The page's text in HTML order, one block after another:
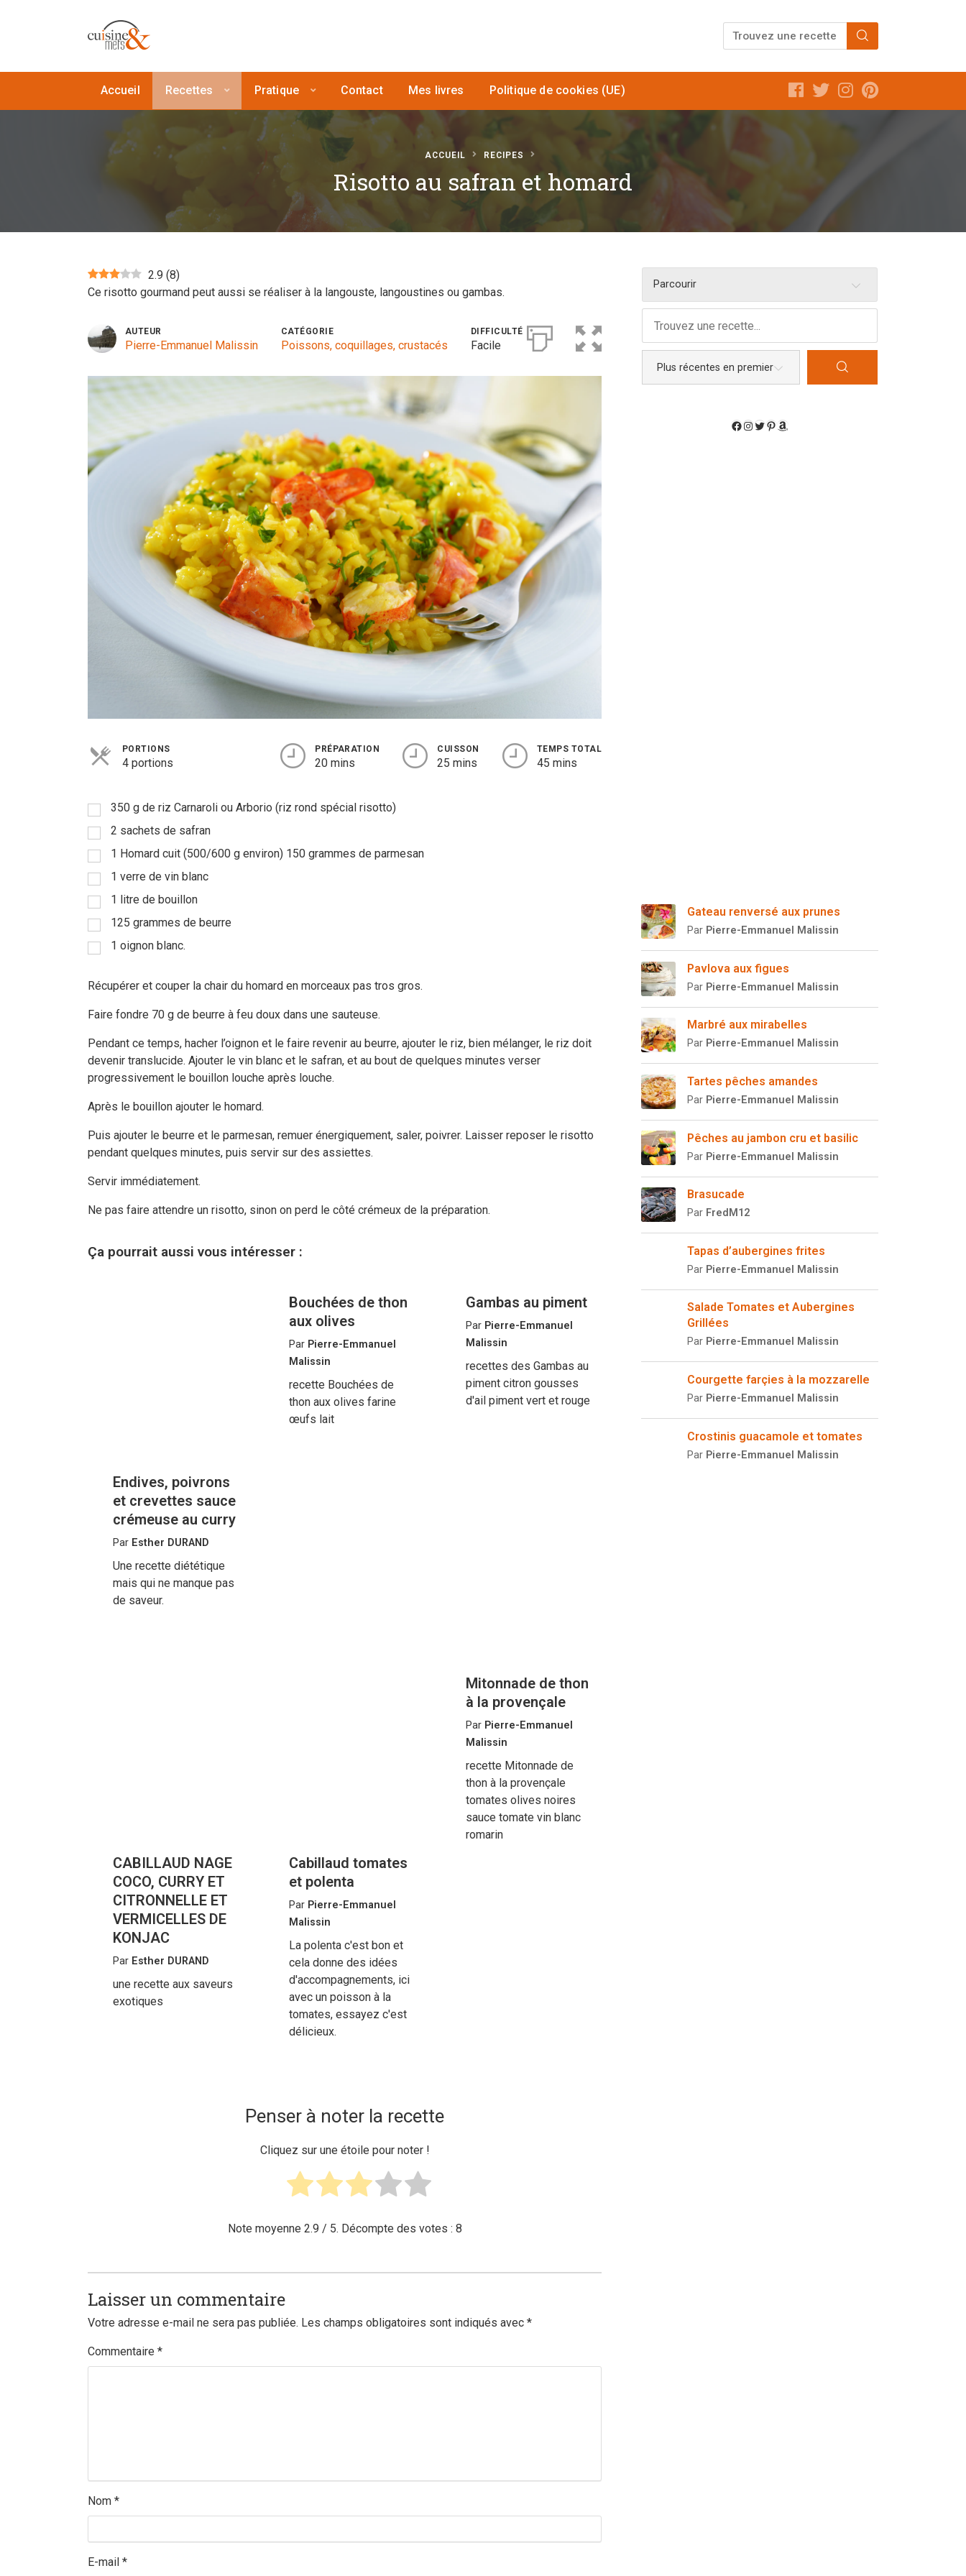
Accueil Recettes Pratique Contact Mes livres Politique de cookies (UE)
ACCUEIL RECIPES
Risotto au safran et homard
2.9 (8)
Ce risotto gourmand peut aussi se réaliser à la langouste, langoustines ou gambas.
AUTEUR
Pierre-Emmanuel Malissin
CATÉGORIE
Poissons, coquillages, crustacés
DIFFICULTÉ
Facile
PORTIONS
4 portions
PRÉPARATION
20 mins
CUISSON
25 mins
TEMPS TOTAL
45 mins
350 g de riz Carnaroli ou Arborio (riz rond spécial risotto)
2 sachets de safran
1 Homard cuit (500/600 g environ) 150 grammes de parmesan
1 verre de vin blanc
1 litre de bouillon
125 grammes de beurre
1 oignon blanc.
Récupérer et couper la chair du homard en morceaux pas tros gros.
Faire fondre 70 g de beurre à feu doux dans une sauteuse.
Pendant ce temps, hacher l’oignon et le faire revenir au beurre, ajouter le riz, bien mélanger, le riz doit
devenir translucide. Ajouter le vin blanc et le safran, et au bout de quelques minutes verser
progressivement le bouillon louche après louche.
Après le bouillon ajouter le homard.
Puis ajouter le beurre et le parmesan, remuer énergiquement, saler, poivrer. Laisser reposer le risotto
pendant quelques minutes, puis servir sur des assiettes.
Servir immédiatement.
Ne pas faire attendre un risotto, sinon on perd le côté crémeux de la préparation.
Ça pourrait aussi vous intéresser :
Endives, poivrons
et crevettes sauce
crémeuse au curry
Par Esther DURAND
Une recette diététique
mais qui ne manque pas
de saveur.
Bouchées de thon
aux olives
Par Pierre-Emmanuel
Malissin
recette Bouchées de
thon aux olives farine
œufs lait
Gambas au piment
Par Pierre-Emmanuel
Malissin
recettes des Gambas au
piment citron gousses
d'ail piment vert et rouge
CABILLAUD NAGE
COCO, CURRY ET
CITRONNELLE ET
VERMICELLES DE
KONJAC
Par Esther DURAND
une recette aux saveurs
exotiques
Cabillaud tomates
et polenta
Par Pierre-Emmanuel
Malissin
La polenta c'est bon et
cela donne des idées
d'accompagnements, ici
avec un poisson à la
tomates, essayez c'est
délicieux.
Mitonnade de thon
à la provençale
Par Pierre-Emmanuel
Malissin
recette Mitonnade de
thon à la provençale
tomates olives noires
sauce tomate vin blanc
romarin
Penser à noter la recette
Cliquez sur une étoile pour noter !
Note moyenne 2.9 / 5. Décompte des votes : 8
Laisser un commentaire
Votre adresse e-mail ne sera pas publiée. Les champs obligatoires sont indiqués avec *
Commentaire *
Nom *
E-mail *
Parcourir
Gateau renversé aux prunes
Par Pierre-Emmanuel Malissin
Pavlova aux figues
Par Pierre-Emmanuel Malissin
Marbré aux mirabelles
Par Pierre-Emmanuel Malissin
Tartes pêches amandes
Par Pierre-Emmanuel Malissin
Pêches au jambon cru et basilic
Par Pierre-Emmanuel Malissin
Brasucade
Par FredM12
Tapas d’aubergines frites
Par Pierre-Emmanuel Malissin
Salade Tomates et Aubergines
Grillées
Par Pierre-Emmanuel Malissin
Courgette farçies à la mozzarelle
Par Pierre-Emmanuel Malissin
Crostinis guacamole et tomates
Par Pierre-Emmanuel Malissin